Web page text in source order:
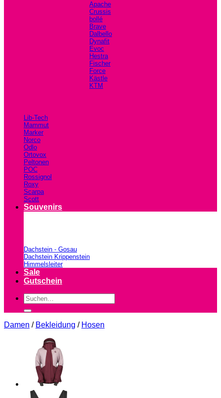
Apache
Crussis
bollé
Brave
Dalbello
Dynafit
Evoc
Hestra
Fischer
Force
Kästle
KTM
Lib-Tech
Mammut
Marker
Norco
Odlo
Ortovox
Peltonen
POC
Rossignol
Roxy
Scarpa
Scott
Souvenirs
Dachstein - Gosau
Dachstein Krippenstein
Himmelsleiter
Sale
Gutschein
Suchen
nach:
Damen / Bekleidung / Hosen